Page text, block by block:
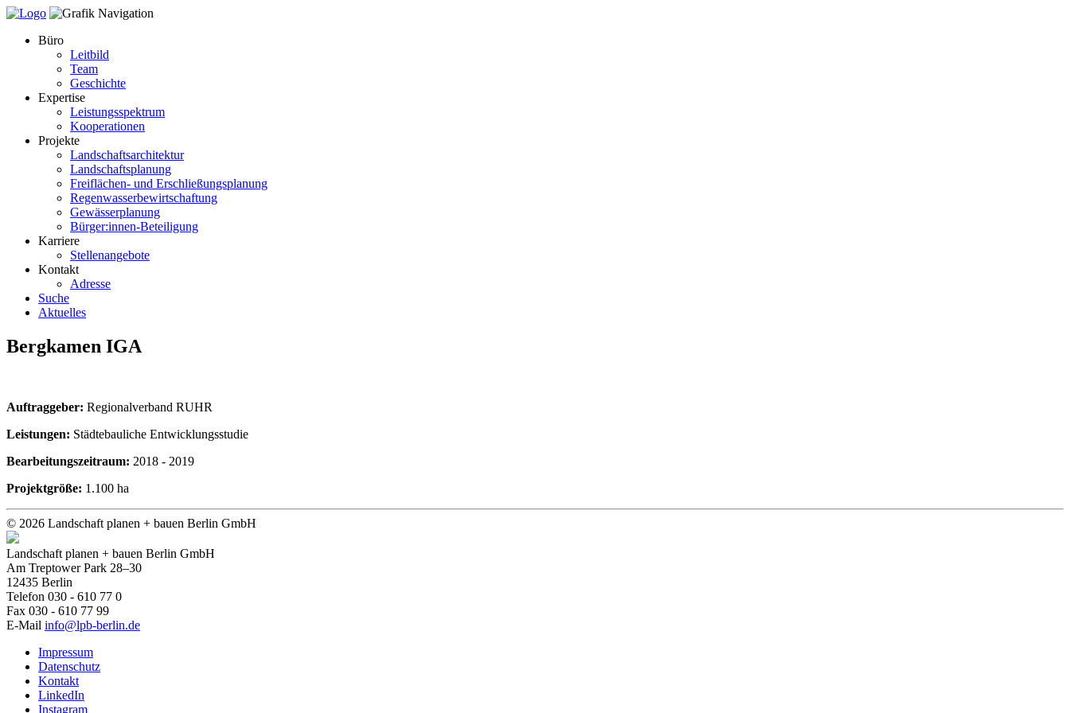
Büro
Leitbild
Team
Geschichte
Expertise
Leistungsspektrum
Kooperationen
Projekte
Landschaftsarchitektur
Landschaftsplanung
Freiflächen- und Erschließungsplanung
Regenwasserbewirtschaftung
Gewässerplanung
Bürger:innen-Beteiligung
Karriere
Stellenangebote
Kontakt
Adresse
Suche
Aktuelles
Bergkamen IGA
Auftraggeber: Regionalverband RUHR
Leistungen: Städtebauliche Entwicklungsstudie
Bearbeitungszeitraum: 2018 - 2019
Projektgröße: 1.100 ha
© 2026 Landschaft planen + bauen Berlin GmbH
Landschaft planen + bauen Berlin GmbH
Am Treptower Park 28–30
12435 Berlin
Telefon 030 - 610 77 0
Fax 030 - 610 77 99
E-Mail info@lpb-berlin.de
Impressum
Datenschutz
Kontakt
LinkedIn
Instagram